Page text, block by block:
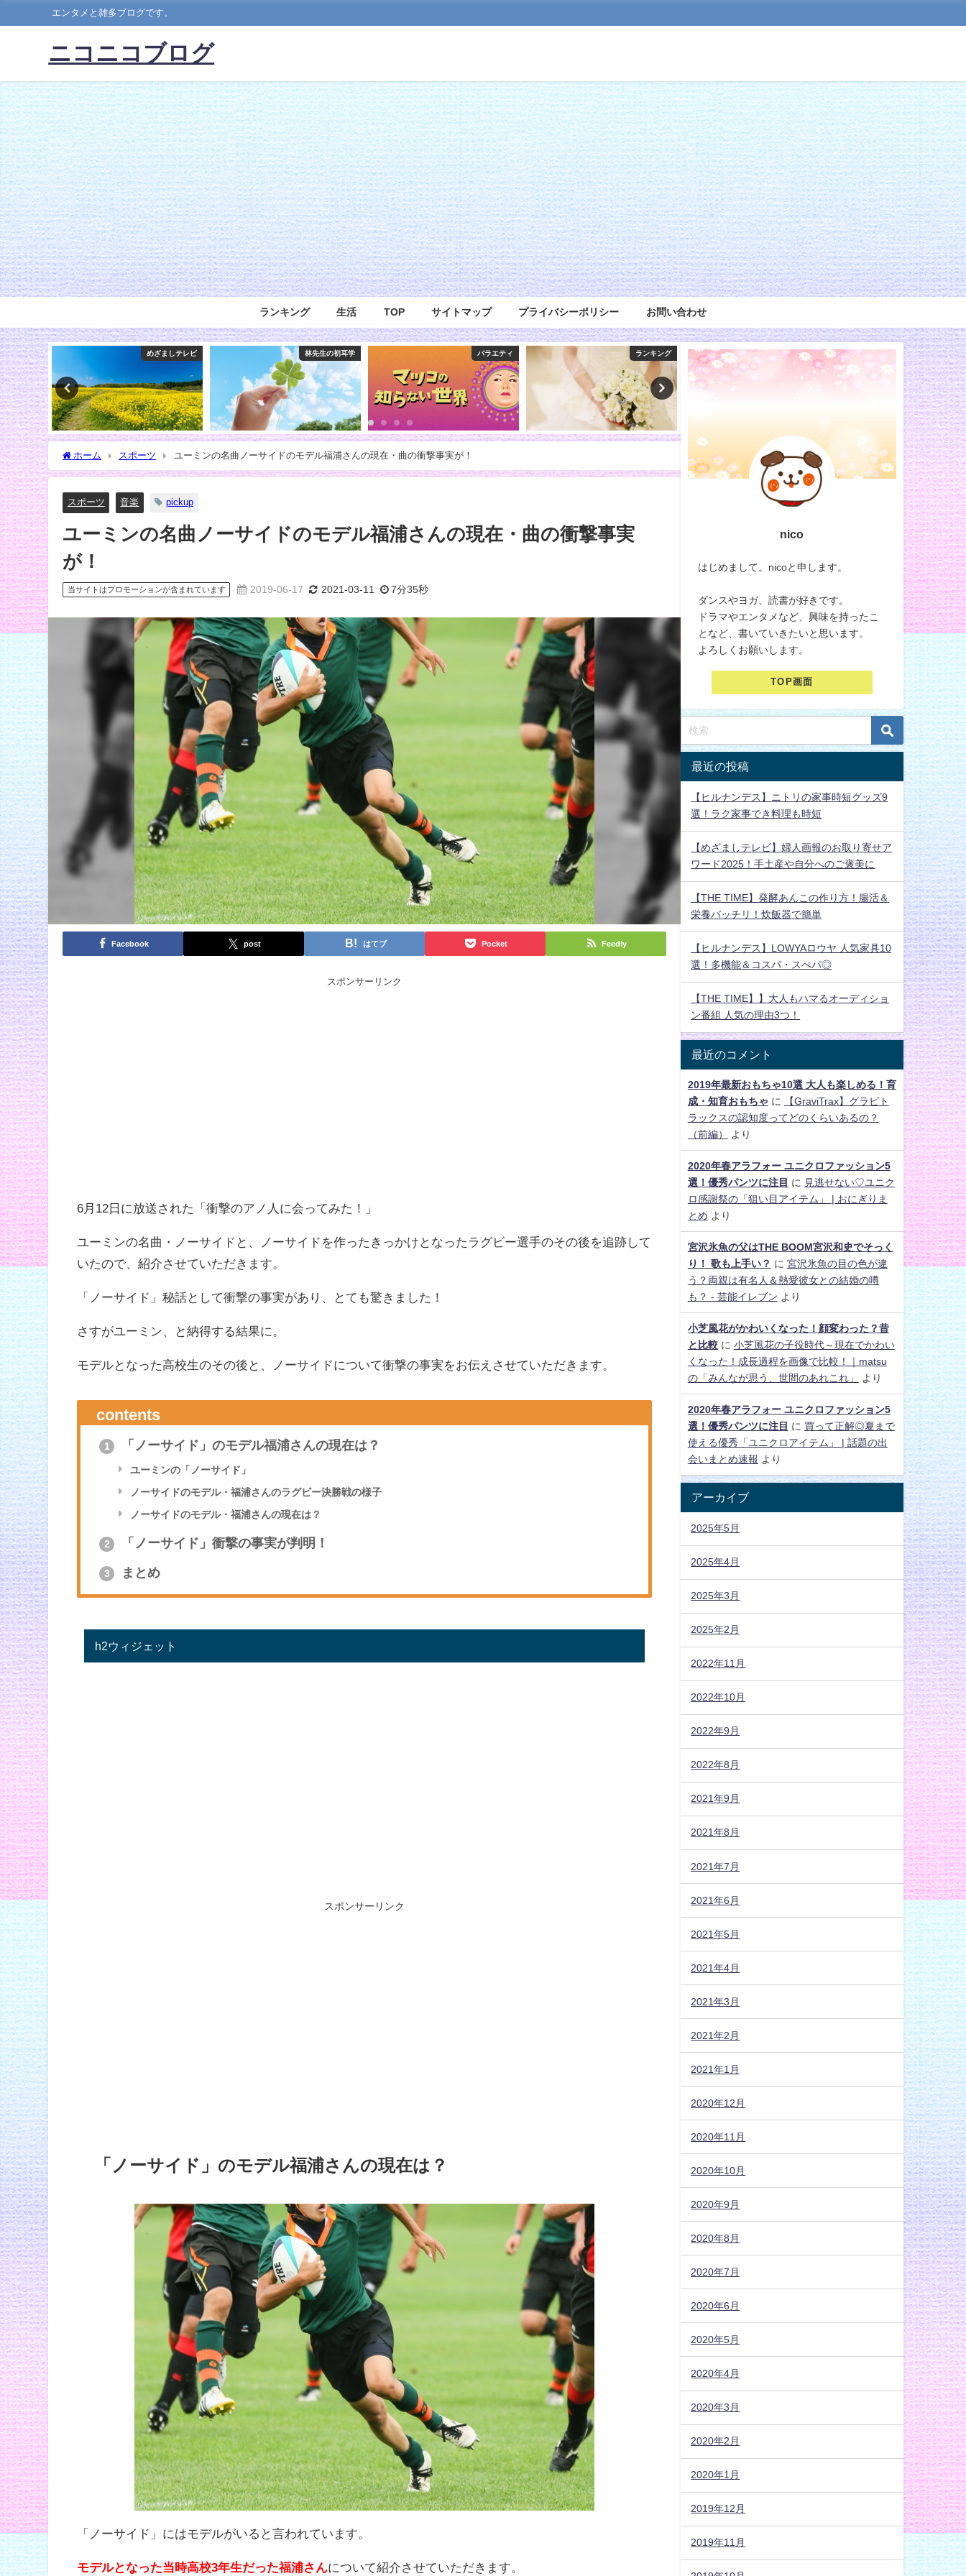
エンタメと雑多ブログです。
ニコニコブログ
ランキング 生活 TOP サイトマップ プライバシーポリシー お問い合わせ
ましテレビ 林先生の初耳学 バラエティ ランキング スポーツ バラエティ バ
ホーム スポーツ ユーミンの名曲ノーサイドのモデル福浦さんの現在・曲の衝撃事実が！
スポーツ 音楽 pickup
ユーミンの名曲ノーサイドのモデル福浦さんの現在・曲の衝撃事実
が！
当サイトはプロモーションが含まれています 2019-06-17 2021-03-11 7分35秒
Facebook post はてブ Pocket Feedly
スポンサーリンク
6月12日に放送された「衝撃のアノ人に会ってみた！」
ユーミンの名曲・ノーサイドと、ノーサイドを作ったきっかけとなったラグビー選手のその後を追跡して
いたので、紹介させていただきます。
「ノーサイド」秘話として衝撃の事実があり、とても驚きました！
さすがユーミン、と納得する結果に。
モデルとなった高校生のその後と、ノーサイドについて衝撃の事実をお伝えさせていただきます。
contents
1 「ノーサイド」のモデル福浦さんの現在は？
ユーミンの「ノーサイド」
ノーサイドのモデル・福浦さんのラグビー決勝戦の様子
ノーサイドのモデル・福浦さんの現在は？
2 「ノーサイド」衝撃の事実が判明！
3 まとめ
h2ウィジェット
スポンサーリンク
「ノーサイド」のモデル福浦さんの現在は？
「ノーサイド」にはモデルがいると言われています。
モデルとなった当時高校3年生だった福浦さんについて紹介させていただきます。
nico
はじめまして。nicoと申します。
ダンスやヨガ、読書が好きです。
ドラマやエンタメなど、興味を持ったこ
となど、書いていきたいと思います。
よろしくお願いします。
TOP画面
最近の投稿
【ヒルナンデス】ニトリの家事時短グッズ9
選！ラク家事でき料理も時短
【めざましテレビ】婦人画報のお取り寄せア
ワード2025！手土産や自分へのご褒美に
【THE TIME】発酵あんこの作り方！腸活＆
栄養バッチリ！炊飯器で簡単
【ヒルナンデス】LOWYAロウヤ 人気家具10
選！多機能＆コスパ・スぺパ◎
【THE TIME】】大人もハマるオーディショ
ン番組 人気の理由3つ！
最近のコメント
2019年最新おもちゃ10選 大人も楽しめる！育
成・知育おもちゃ に
【GraviTrax】グラビト
ラックスの認知度ってどのくらいあるの？
（前編）
より
2020年春アラフォー ユニクロファッション5
選！優秀パンツに注目 に
見逃せない♡ユニク
ロ感謝祭の「狙い目アイテム」 | おにぎりま
とめ より
宮沢氷魚の父はTHE BOOM宮沢和史でそっく
り！ 歌も上手い？ に 宮沢氷魚の目の色が違
う？両親は有名人＆熱愛彼女との結婚の噂
も？ - 芸能イレブン より
小芝風花がかわいくなった！顔変わった？昔
と比較に 小芝風花の子役時代～現在でかわい
くなった！成長過程を画像で比較！｜matsu
の「みんなが思う、世間のあれこれ」
より
2020年春アラフォー ユニクロファッション5
選！優秀パンツに注目 に 買って正解◎夏まで
使える優秀「ユニクロアイテム」 | 話題の出
会いまとめ速報 より
アーカイブ
2025年5月
2025年4月
2025年3月
2025年2月
2022年11月
2022年10月
2022年9月
2022年8月
2021年9月
2021年8月
2021年7月
2021年6月
2021年5月
2021年4月
2021年3月
2021年2月
2021年1月
2020年12月
2020年11月
2020年10月
2020年9月
2020年8月
2020年7月
2020年6月
2020年5月
2020年4月
2020年3月
2020年2月
2020年1月
2019年12月
2019年11月